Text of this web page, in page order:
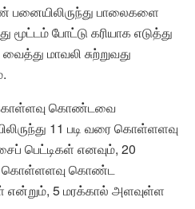
பனையிலிருந்து பாலைகளை
மூட்டம் போட்டு கரியாக எடுத்து
மாவலி சுற்றுவது
கொள்ளவு கொண்டவை
11 படி வரை கொள்ளளவு
பெட்டிகள் எனவும், 20
கொள்ளளவு கொண்ட
என்றும், 5 மரக்கால் அளவுள்ள